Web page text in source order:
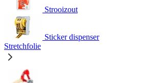
Strooizout
Sticker dispenser
Stretchfolie